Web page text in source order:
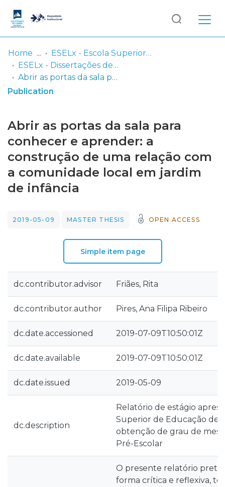
Communities
& Collections
Statistics
Log
In
Home
ESELx - Escola Superior de Educação de Lisboa
ESELx - Dissertações de Mestrado
Abrir as portas da sala para conhecer e aprender: a construção de uma relação com a comunidade local em jardim de infância
Publication
Abrir as portas da sala para
conhecer e aprender: a
construção de uma relação com
a comunidade local em jardim
de infância
2019-05-09 MASTER THESIS OPEN ACCESS
Simple item page
dc.contributor.advisor Friães, Rita
dc.contributor.author Pires, Ana Filipa Ribeiro
dc.date.accessioned 2019-07-09T10:50:01Z
dc.date.available 2019-07-09T10:50:01Z
dc.date.issued 2019-05-09
dc.description
Relatório de estágio
Superior de Educação de
obtenção de grau de
Pré-Escolar
O presente relatório
forma crítica e reflexiva,